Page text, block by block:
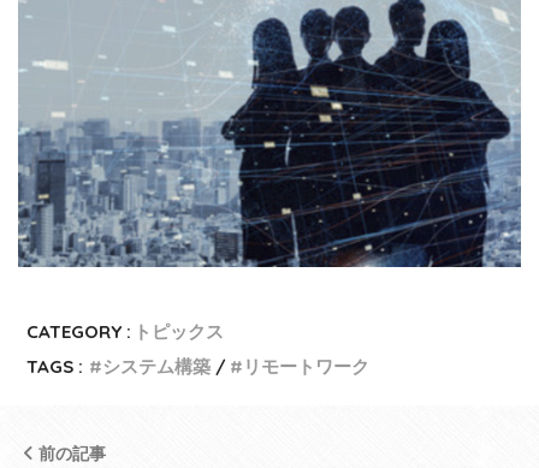
CATEGORY : トピックス
TAGS :
システム構築 リモートワーク
前の記事